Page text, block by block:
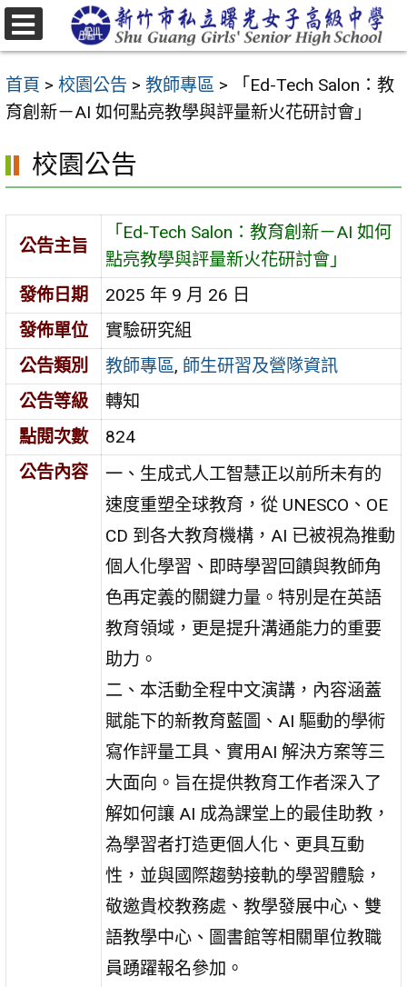
跳
至
要
內
區
首頁 > 校園公告 > 教師專區 >
「Ed-Tech Salon：教
育創新－AI 如何點亮教學與評量新火花研討會」
校園公告
公告主旨
「Ed-Tech Salon：教育創新－AI 如何
點亮教學與評量新火花研討會」
發佈日期
2025 年 9 月 26 日
發佈單位
實驗研究組
公告類別
教師專區, 師生研習及營隊資訊
公告等級
轉知
點閱次數
824
公告內容
一、生成式人工智慧正以前所未有的
速度重塑全球教育，從 UNESCO、OE
CD 到各大教育機構，AI 已被視為推動
個人化學習、即時學習回饋與教師角
色再定義的關鍵力量。特別是在英語
教育領域，更是提升溝通能力的重要
助力。
二、本活動全程中文演講，內容涵蓋
賦能下的新教育藍圖、AI 驅動的學術
寫作評量工具、實用AI 解決方案等三
大面向。旨在提供教育工作者深入了
解如何讓 AI 成為課堂上的最佳助教，
為學習者打造更個人化、更具互動
性，並與國際趨勢接軌的學習體驗，
敬邀貴校教務處、教學發展中心、雙
語教學中心、圖書館等相關單位教職
員踴躍報名參加。
選
單